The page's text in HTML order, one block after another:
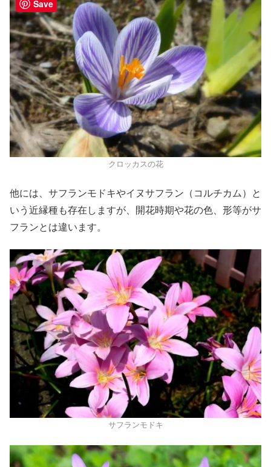
クロッカスの花
他には、サフランモドキやイヌサフラン（コルチカム）と
いう近縁種も存在しますが、開花時期や花の色、形等がサ
フランとは違います。
サフランモドキ
Save